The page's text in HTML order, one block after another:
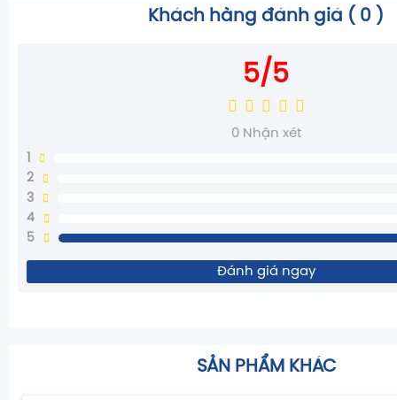
Khách hàng đánh giá ( 0 )
5/5
0 Nhận xét
2
3
4
5
Đánh giá ngay
SẢN PHẨM KHÁC